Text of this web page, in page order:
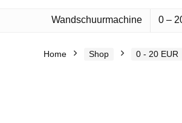
Wandschuurmachine 0 –
Home Shop 0 - 20 EUR